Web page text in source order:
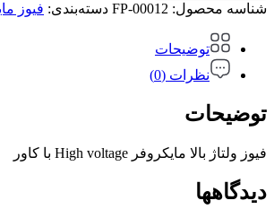
شناسه محصول: FP-00012 دسته‌بندی: فیوز
توضیحات
نظرات (0)
توضیحات
فیوز ولتاژ بالا مایکروفر High voltage با کاور
دیدگاهها